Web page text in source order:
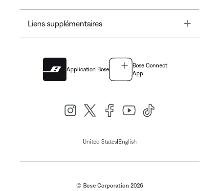
Liens supplémentaires Toggle
Application Bose
Bose Connect
App
United States| English
© Bose Corporation 2026